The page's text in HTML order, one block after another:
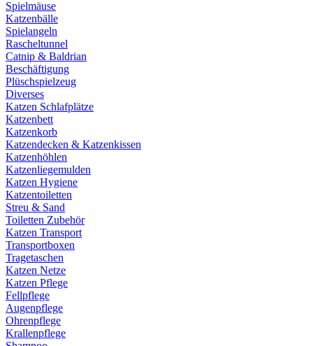
Spielmäuse
Katzenbälle
Spielangeln
Rascheltunnel
Catnip & Baldrian
Beschäftigung
Plüschspielzeug
Diverses
Katzen Schlafplätze
Katzenbett
Katzenkorb
Katzendecken & Katzenkissen
Katzenhöhlen
Katzenliegemulden
Katzen Hygiene
Katzentoiletten
Streu & Sand
Toiletten Zubehör
Katzen Transport
Transportboxen
Tragetaschen
Katzen Netze
Katzen Pflege
Fellpflege
Augenpflege
Ohrenpflege
Krallenpflege